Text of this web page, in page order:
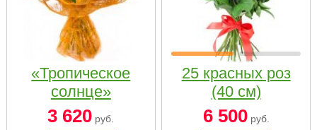
«Тропическое
солнце»
3 620 руб.
25 красных роз
(40 см)
6 500руб.